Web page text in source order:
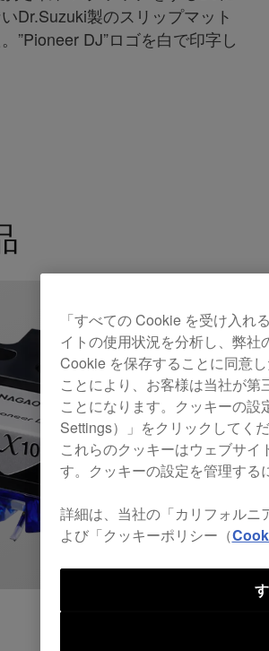
Dr.Suzuki製のスリップマット
”Pioneer DJ”ロゴを白で印字し
「すべての Cookie を受け入
イトの使用状況を分析し、弊
Cookie を保存することに同意
ことにより、お客様は当社が
ことになります。クッキーの
Settings）」をクリックしてく
これらのクッキーはウェブサ
す。クッキーの設定を管理す
詳細は、当社の「カリフォルニ
よび「クッキーポリシー（